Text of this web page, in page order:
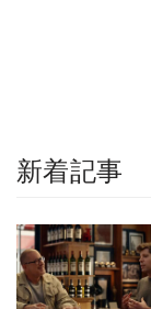
新着記事